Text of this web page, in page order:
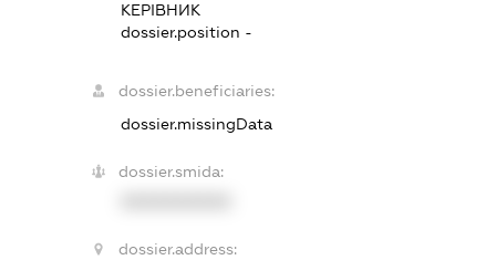
КЕРІВНИК
dossier.position -
dossier.beneficiaries:
dossier.missingData
dossier.smida:
dossier.address: